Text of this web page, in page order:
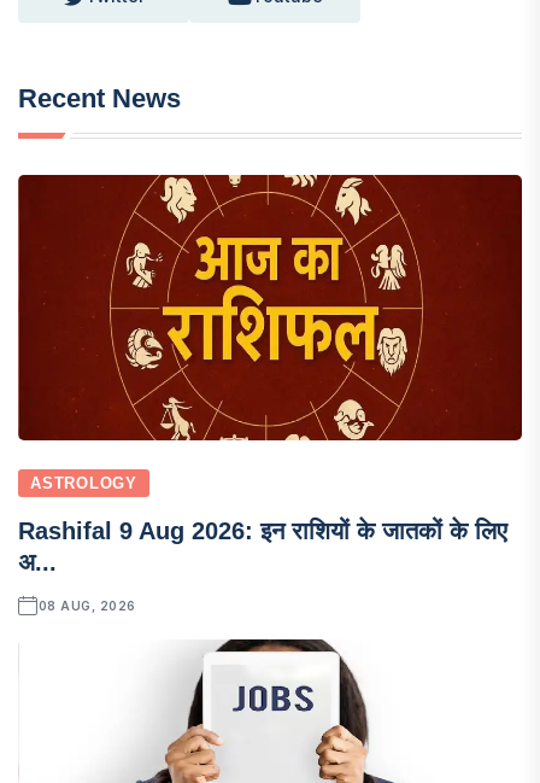
Recent News
ASTROLOGY
Rashifal 9 Aug 2026: इन राशियों के जातकों के लिए
अ...
08 AUG, 2026